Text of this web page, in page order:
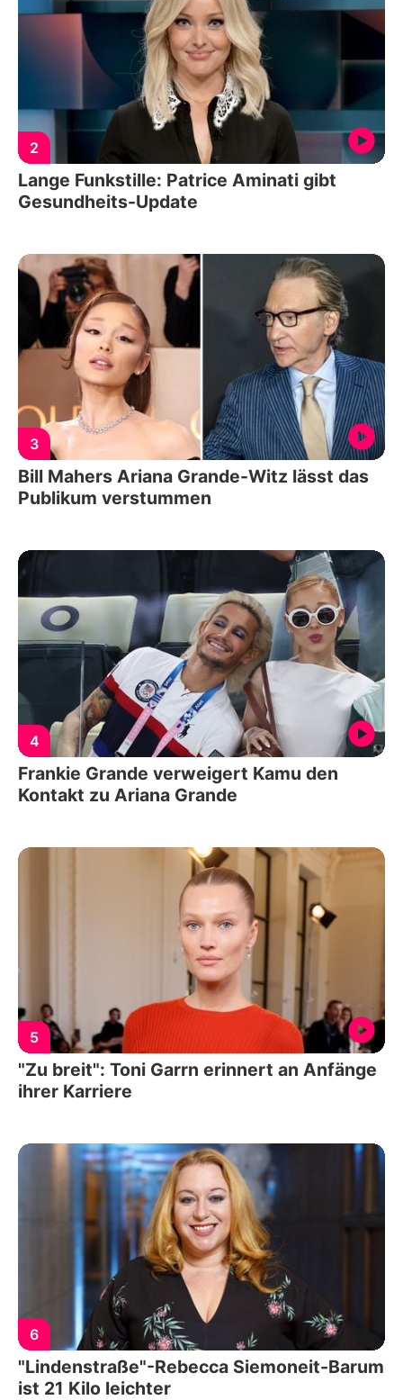
2
Lange Funkstille: Patrice Aminati gibt
Gesundheits-Update
3
Bill Mahers Ariana Grande-Witz lässt das
Publikum verstummen
4
Frankie Grande verweigert Kamu den
Kontakt zu Ariana Grande
5
"Zu breit": Toni Garrn erinnert an Anfänge
ihrer Karriere
6
"Lindenstraße"-Rebecca Siemoneit-Barum
ist 21 Kilo leichter